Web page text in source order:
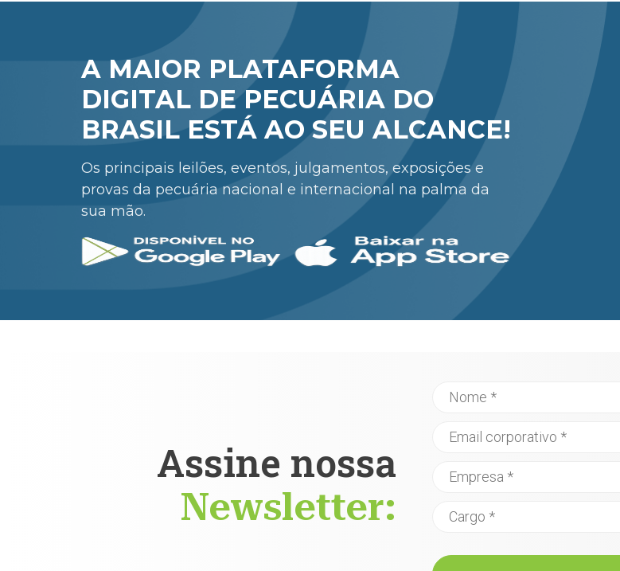
A MAIOR PLATAFORMA
DIGITAL DE PECUÁRIA DO
BRASIL ESTÁ AO SEU ALCANCE!
Os principais leilões, eventos, julgamentos, exposições e
provas da pecuária nacional e internacional na palma da
sua mão.
Assine nossa
Newsletter: